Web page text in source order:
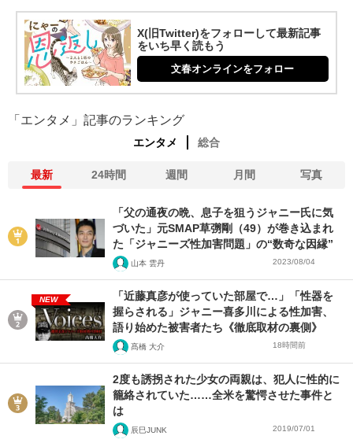
X(旧Twitter)をフォローして最新記事
をいち早く読もう
文春オンラインをフォロー
「エンタメ」記事のランキング
エンタメ 総合
最新 24時間 週間 月間 写真
「父の通夜の晩、息子を狙うジャニー氏に気
づいた」元SMAP草彅剛（49）が巻き込まれ
た「ジャニーズ性加害問題」の“数奇な因縁”
山本 雲丹 2023/08/04
NEW
「近藤真彦が使っていた部屋で…」「性器を
握らされる」ジャニー喜多川による性加害、
語り始めた被害者たち《徹底取材の裏側》
髙橋 大介 18時間前
2度も誘拐された少女の両親は、犯人に性的に
籠絡されていた……全米を驚愕させた事件と
は
辰巳JUNK 2019/07/01